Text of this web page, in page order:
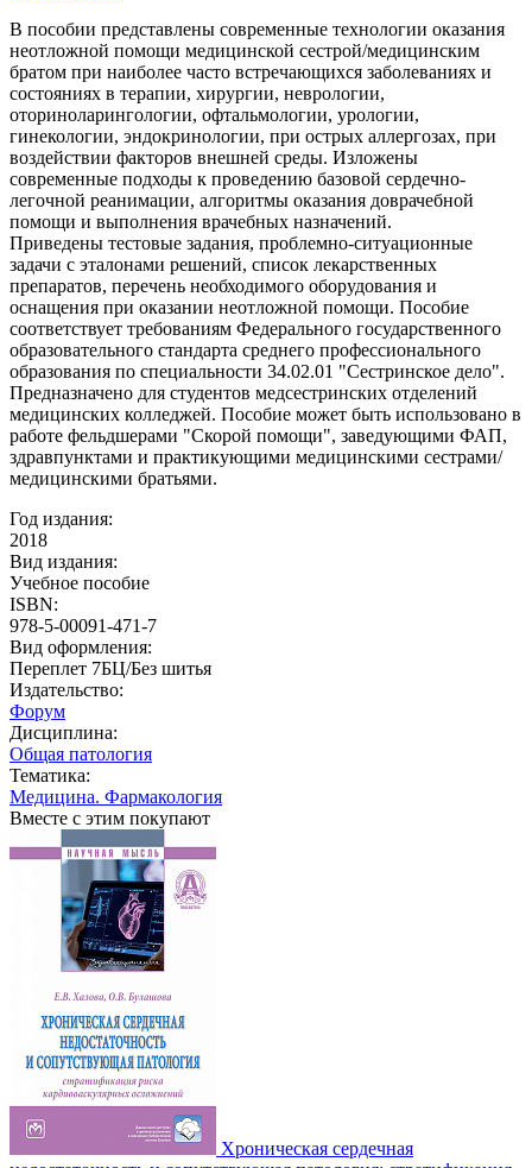
В пособии представлены современные технологии оказания
неотложной помощи медицинской сестрой/медицинским
братом при наиболее часто встречающихся заболеваниях и
состояниях в терапии, хирургии, неврологии,
оториноларингологии, офтальмологии, урологии,
гинекологии, эндокринологии, при острых аллергозах, при
воздействии факторов внешней среды. Изложены
современные подходы к проведению базовой сердечно-
легочной реанимации, алгоритмы оказания доврачебной
помощи и выполнения врачебных назначений.
Приведены тестовые задания, проблемно-ситуационные
задачи с эталонами решений, список лекарственных
препаратов, перечень необходимого оборудования и
оснащения при оказании неотложной помощи. Пособие
соответствует требованиям Федерального государственного
образовательного стандарта среднего профессионального
образования по специальности 34.02.01 "Сестринское дело".
Предназначено для студентов медсестринских отделений
медицинских колледжей. Пособие может быть использовано в
работе фельдшерами "Скорой помощи", заведующими ФАП,
здравпунктами и практикующими медицинскими сестрами/
медицинскими братьями.
Год издания:
2018
Вид издания:
Учебное пособие
ISBN:
978-5-00091-471-7
Вид оформления:
Переплет 7БЦ/Без шитья
Издательство:
Форум
Дисциплина:
Общая патология
Тематика:
Медицина. Фармакология
Вместе с этим покупают
Хроническая сердечная